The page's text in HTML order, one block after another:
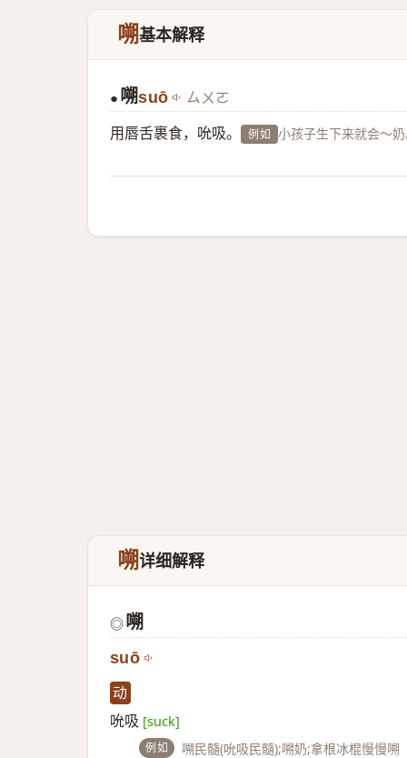
嗍基本解释
● 嗍suō ㄙㄨㄛ
用唇舌裹食，吮吸。 例如 小孩子生下来就会～
嗍详细解释
◎嗍
suō
动
吮吸 [suck]
例如 嗍民髓(吮吸民髓);嗍奶;拿根冰棍慢慢嗍